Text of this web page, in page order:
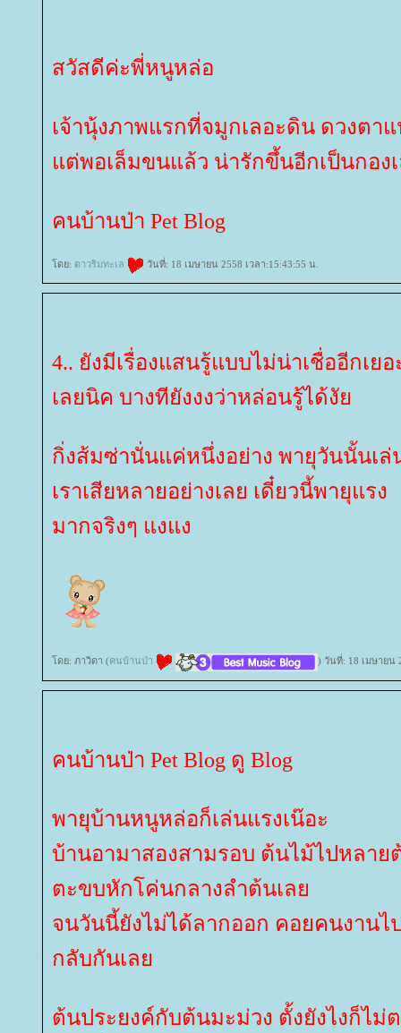
สวัสดีค่ะพี่หนูหล่อ
เจ้านุ้งภาพแรกที่จมูกเลอะดิน ดวงตา
ต่พอเล็มขนแล้ว น่ารักขึ้นอีกเป็นกอง
คนบ้านป่า Pet Blog
ดย: ดาวริมทะเล วันที่: 18 เมษายน 2558 เวลา:15:43:55 น.
4.. ยังมีเรื่องแสนรู้แบบไม่น่าเชื่ออีกเยอ
เลยนิค บางทียังงงว่าหล่อนรู้ได้งั
กิ่งส้มซ่านั่นแค่หนึ่งอย่าง พายุวันนั้นเล่
เราเสียหลายอย่างเลย เดี๋ยวนี้พายุแรง
มากจริงๆ แงแง
ดย: ภาวิดา (คนบ้านป่า ) วันที่: 18 เมษายน
คนบ้านป่า Pet Blog ดู Blog
พายุบ้านหนูหล่อก็เล่นแรงเน๊อะ
บ้านอามาสองสามรอบ ต้นไม้ไปหลา
ตะขบหักโค่นกลางลำต้นเล
จนวันนี้ยังไม่ได้ลากออก คอยคนงานไ
กลับกันเล
ต้นประยงค์กับต้นมะม่วง ตั้งยังไงก็ไม่